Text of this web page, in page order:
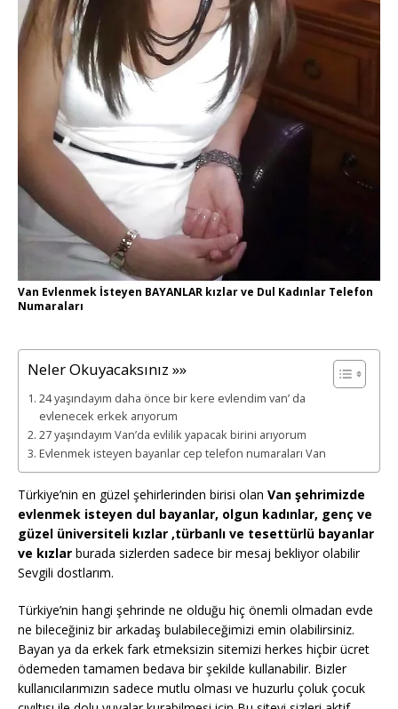
Van Evlenmek İsteyen BAYANLAR kızlar ve Dul Kadınlar Telefon
Numaraları
Neler Okuyacaksınız »»
24 yaşındayım daha önce bir kere evlendim van’ da
evlenecek erkek arıyorum
27 yaşındayım Van’da evlilik yapacak birini arıyorum
Evlenmek isteyen bayanlar cep telefon numaraları Van
Türkiye’nin en güzel şehirlerinden birisi olan Van şehrimizde
evlenmek isteyen dul bayanlar, olgun kadınlar, genç ve
güzel üniversiteli kızlar ,türbanlı ve tesettürlü bayanlar
ve kızlar burada sizlerden sadece bir mesaj bekliyor olabilir
Sevgili dostlarım.
Türkiye’nin hangi şehrinde ne olduğu hiç önemli olmadan evde
ne bileceğiniz bir arkadaş bulabileceğimizi emin olabilirsiniz.
Bayan ya da erkek fark etmeksizin sitemizi herkes hiçbir ücret
ödemeden tamamen bedava bir şekilde kullanabilir. Bizler
kullanıcılarımızın sadece mutlu olması ve huzurlu çoluk çocuk